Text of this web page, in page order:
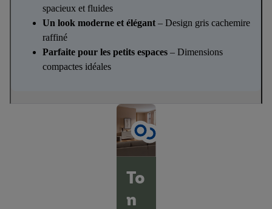
spacieux et fluides
Un look moderne et élégant – Design gris cachemire
raffiné
Parfaite pour les petits espaces – Dimensions
compactes idéales
To
n